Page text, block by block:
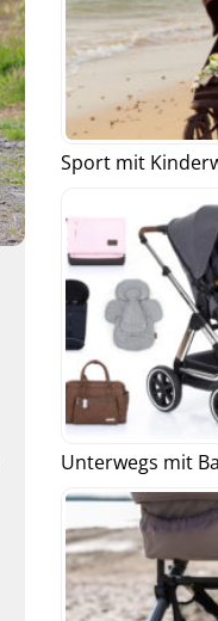
Sport mit
Unterwegs mit